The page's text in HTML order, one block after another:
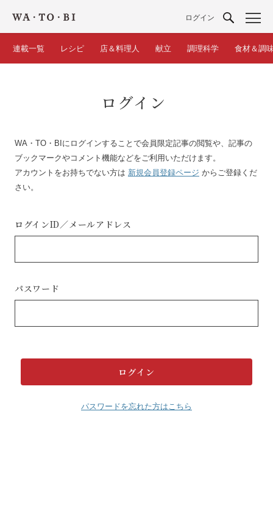
ログイン
連載一覧 レシピ 店＆料理人 献立 調理科学 食材＆調
ログイン
WA・TO・BIにログインすることで会員限定記事の閲覧や、記事の
ブックマークやコメント機能などをご利用いただけます。
アカウントをお持ちでない方は 新規会員登録ページ からご登録くだ
さい。
ログインID／メールアドレス
パスワード
パスワードを忘れた方はこちら